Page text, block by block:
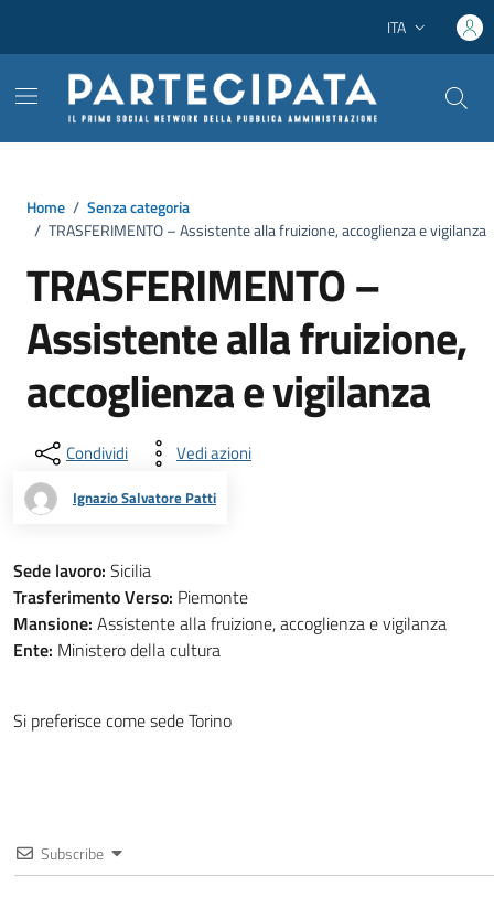
Lingua attiva:
ITA
Home / Senza categoria
/ TRASFERIMENTO – Assistente alla fruizione, accoglienza e vigilanza
TRASFERIMENTO –
Assistente alla fruizione,
accoglienza e vigilanza
Condividi Vedi azioni
Ignazio Salvatore Patti
Sede lavoro: Sicilia
Trasferimento Verso: Piemonte
Mansione: Assistente alla fruizione, accoglienza e vigilanza
Ente: Ministero della cultura
Si preferisce come sede Torino
Subscribe